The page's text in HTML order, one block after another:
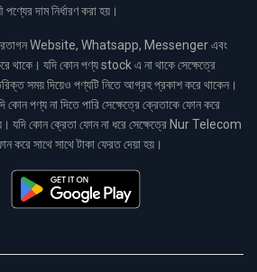
দাম নির্ধারণ করা হয়।
ক্রেতাগন Website, Whatsapp, Messenger এবং
থাকে। যদি কোন পণ্য stock এ না থাকে সেক্ষেত্রে
সময় দিয়েও পণ্যটি নিতে আগ্রহ প্রকাশ করে থাকেন।
কোন পণ্য না দিতে পারি সেক্ষেত্রে ক্রেতাকে ফোন করে
যদি কোন ক্রেতা ফোন না ধরে সেক্ষেত্রে Nur Telecom
করে সাথে সাথে টাকা ফেরত দেয়া হয়।